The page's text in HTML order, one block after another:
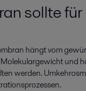
sollte
hängt vom
und
werden.